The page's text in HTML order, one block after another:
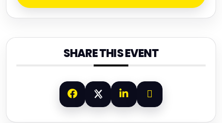
SHARE THIS EVENT